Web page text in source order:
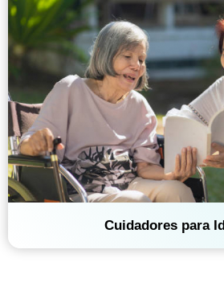
Cuidadores para